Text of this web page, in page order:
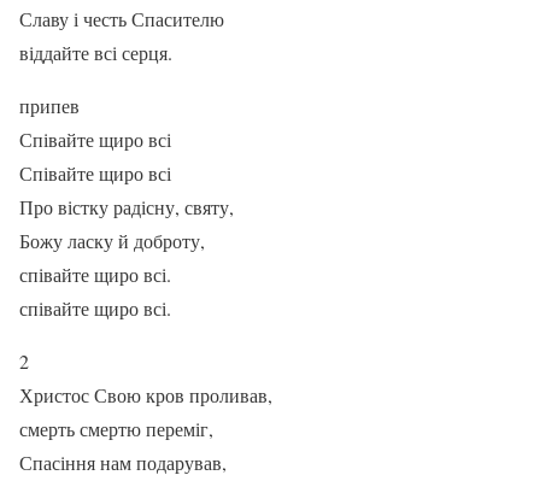
Славу і честь Спасителю
віддайте всі серця.
припев
Співайте щиро всі
Співайте щиро всі
Про вістку радісну, святу,
Божу ласку й доброту,
співайте щиро всі.
співайте щиро всі.
2
Христос Свою кров проливав,
смерть смертю переміг,
Спасіння нам подарував,